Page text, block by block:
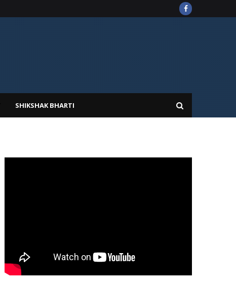
SHIKSHAK BHARTI